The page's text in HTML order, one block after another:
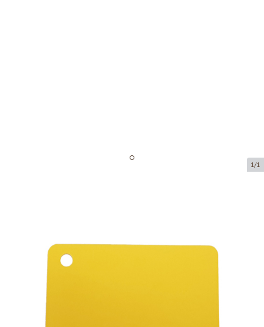
1/1
85 x 54 mm
Толщина:
170 g/m2
Tовар можно получить в пункте выдачи.
Цена за 1 штуку